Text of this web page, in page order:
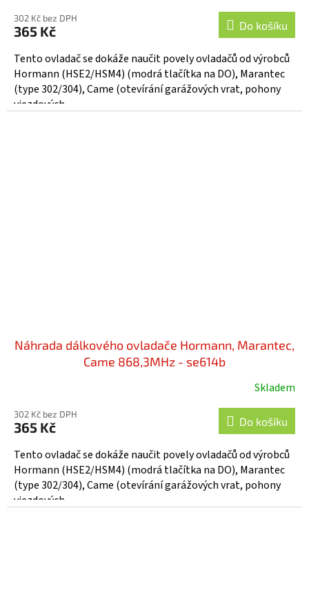
302 Kč bez DPH
365 Kč Do košíku
Tento ovladač se dokáže naučit povely ovladačů od výrobců
Hormann (HSE2/HSM4) (modrá tlačítka na DO), Marantec
(type 302/304), Came (otevírání garážových vrat, pohony
vjezdových...
Náhrada dálkového ovladače Hormann, Marantec,
Came 868,3MHz - se614b
Skladem
302 Kč bez DPH
365 Kč Do košíku
Tento ovladač se dokáže naučit povely ovladačů od výrobců
Hormann (HSE2/HSM4) (modrá tlačítka na DO), Marantec
(type 302/304), Came (otevírání garážových vrat, pohony
vjezdových...